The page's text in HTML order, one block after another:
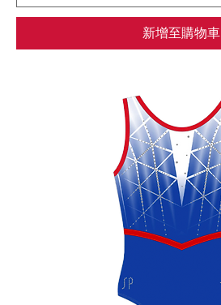
新增至購物車